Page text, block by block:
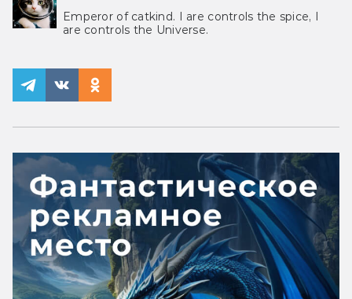
Emperor of catkind. I are controls the spice, I
are controls the Universe.